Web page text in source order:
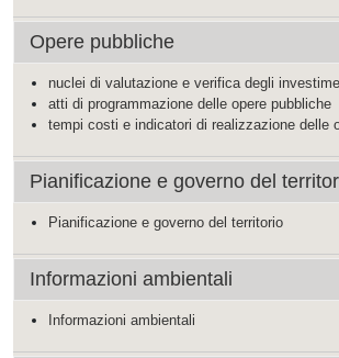
Opere pubbliche
nuclei di valutazione e verifica degli
atti di programmazione delle opere pubbliche
tempi costi e indicatori di realizzazione delle
Pianificazione e governo del
Pianificazione e governo del territorio
Informazioni ambientali
Informazioni ambientali